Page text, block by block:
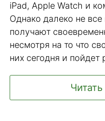
iPad, Apple Watch и
Однако далеко не
получают
несмотря на то что
них сегодня и пойдет